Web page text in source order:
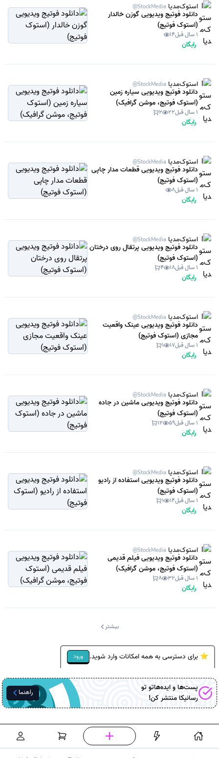
استوک‌مدیا @StockMedia
دانلود فوتیج ویدیویی گوزن خالدار
(استوک فوتیج)
1 سال قبل 14
رایگان
استوک‌مدیا @StockMedia
دانلود فوتیج ویدیویی سیاره زمین
(استوک فوتیج، موشن گرافیک)
1 سال قبل 22
2
رایگان
استوک‌مدیا @StockMedia
دانلود فوتیج ویدیویی قطعات مدار چاپی
(استوک فوتیج)
1 سال قبل 8
رایگان
استوک‌مدیا @StockMedia
دانلود فوتیج ویدیویی پرتقال روی درختان
(استوک فوتیج)
1 سال قبل 18
4
رایگان
استوک‌مدیا @StockMedia
دانلود فوتیج ویدیویی عینک واقعیت
مجازی (استوک فوتیج)
1 سال قبل 17
1
رایگان
استوک‌مدیا @StockMedia
دانلود فوتیج ویدیویی ماشین در جاده
(استوک فوتیج)
1 سال قبل 59
12
رایگان
استوک‌مدیا @StockMedia
دانلود فوتیج ویدیویی استفاده از رادیو
(استوک فوتیج)
1 سال قبل 14
1
رایگان
استوک‌مدیا @StockMedia
دانلود فوتیج ویدیویی فیلم قدیمی
(استوک فوتیج، موشن گرافیک)
1 سال قبل 32
8
رایگان
بیشتر
⭐ برای دسترسی به همه امکانات وارد شوید. ورود
پست‌ها و ایده‌هاتو تو
رسانیکامنتشر کن! راهنما